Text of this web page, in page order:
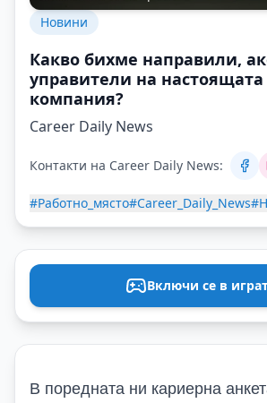
Новини
Какво бихме направили,
управители на
компания?
Career Daily News
Контакти на Career Daily News:
#Работно_място#Career_Daily_News
Включи се в
В поредната ни кариерна